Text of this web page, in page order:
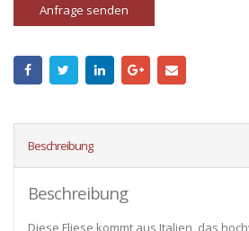
Anfrage senden
Beschreibung
Beschreibung
Diese Fliese kommt aus Italien, das